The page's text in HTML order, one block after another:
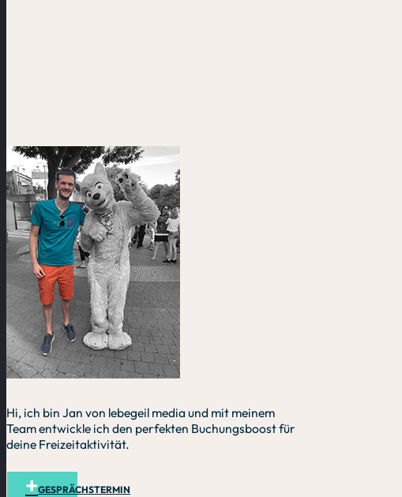
Hi, ich bin Jan von lebegeil media und mit meinem
Team entwickle ich den perfekten Buchungsboost für
deine Freizeitaktivität.
GESPRÄCHSTERMIN